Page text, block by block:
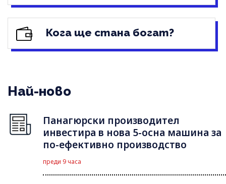
Кога ще стана богат?
Най-ново
Панагюрски производител
инвестира в нова 5-осна машина за
по-ефективно производство
преди 9 часа